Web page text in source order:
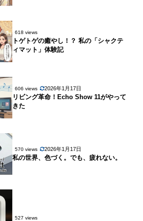
618 views
トゲトゲの癒やし！？ 私の「シャクテ
ィマット」体験記
606 views 2026年1月17日
リビング革命！Echo Show 11がやって
きた
570 views 2026年1月17日
私の世界、色づく。でも、疲れない。
527 views